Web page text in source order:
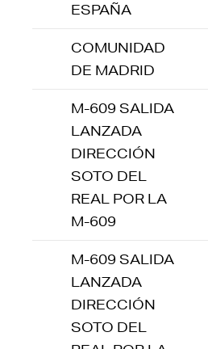
ESPAÑA
COMUNIDAD
DE MADRID
M-609 SALIDA
LANZADA
DIRECCIÓN
SOTO DEL
REAL POR LA
M-609
M-609 SALIDA
LANZADA
DIRECCIÓN
SOTO DEL